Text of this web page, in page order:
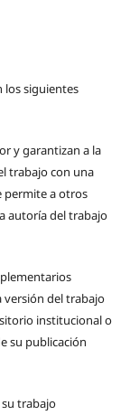
los siguientes
y garantizan a la
trabajo con una
permite a otros
autoría del trabajo
versión del trabajo
institucional o
su publicación
trabajo